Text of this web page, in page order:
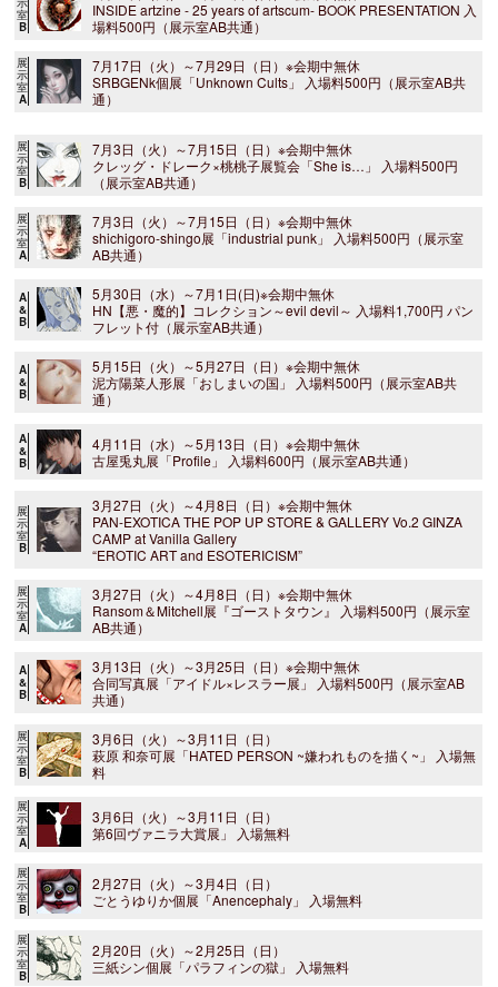
室
B
INSIDE artzine - 25 years of artscum- BOOK PRESENTATION 入
場料500円（展示室AB共通）
展
示
室
A
7月17日（火）～7月29日（日）※会期中無休
SRBGENk個展「Unknown Cults」 入場料500円（展示室AB共
通）
展
示
室
B
7月3日（火）～7月15日（日）※会期中無休
クレッグ・ドレーク×桃桃子展覧会「She is…」 入場料500円
（展示室AB共通）
展
示
室
A
7月3日（火）～7月15日（日）※会期中無休
shichigoro-shingo展「industrial punk」 入場料500円（展示室
AB共通）
A
&
B
5月30日（水）～7月1日(日)※会期中無休
HN【悪・魔的】コレクション～evil devil～ 入場料1,700円 パン
フレット付（展示室AB共通）
A
&
B
5月15日（火）～5月27日（日）※会期中無休
泥方陽菜人形展「おしまいの国」 入場料500円（展示室AB共
通）
A
&
B
4月11日（水）～5月13日（日）※会期中無休
古屋兎丸展「Profile」 入場料600円（展示室AB共通）
展
示
室
B
3月27日（火）～4月8日（日）※会期中無休
PAN-EXOTICA THE POP UP STORE & GALLERY Vo.2 GINZA
CAMP at Vanilla Gallery
“EROTIC ART and ESOTERICISM”
展
示
室
A
3月27日（火）～4月8日（日）※会期中無休
Ransom＆Mitchell展『ゴーストタウン』 入場料500円（展示室
AB共通）
A
&
B
3月13日（火）～3月25日（日）※会期中無休
合同写真展「アイドル×レスラー展」 入場料500円（展示室AB
共通）
展
示
室
B
3月6日（火）～3月11日（日）
萩原 和奈可展「HATED PERSON ~嫌われものを描く~」 入場無
料
展
示
室
A
3月6日（火）～3月11日（日）
第6回ヴァニラ大賞展」 入場無料
展
示
室
B
2月27日（火）～3月4日（日）
ごとうゆりか個展「Anencephaly」 入場無料
展
示
室
B
2月20日（火）～2月25日（日）
三紙シン個展「パラフィンの獄」 入場無料